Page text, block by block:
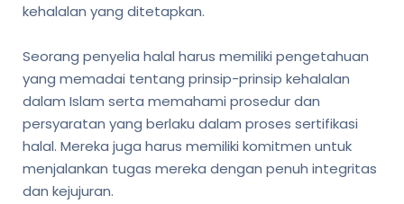
kehalalan yang ditetapkan.
Seorang penyelia halal harus memiliki pengetahuan
yang memadai tentang prinsip-prinsip kehalalan
dalam Islam serta memahami prosedur dan
persyaratan yang berlaku dalam proses sertifikasi
halal. Mereka juga harus memiliki komitmen untuk
menjalankan tugas mereka dengan penuh integritas
dan kejujuran.